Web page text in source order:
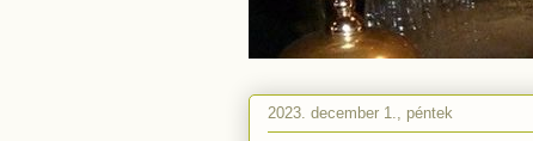
2023. december 1., péntek